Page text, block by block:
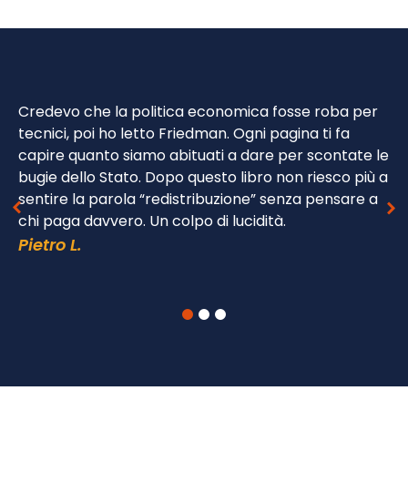
Credevo che la politica economica fosse roba per
tecnici, poi ho letto Friedman. Ogni pagina ti fa
capire quanto siamo abituati a dare per scontate le
bugie dello Stato. Dopo questo libro non riesco più a
sentire la parola “redistribuzione” senza pensare a
chi paga davvero. Un colpo di lucidità.
Pietro L.